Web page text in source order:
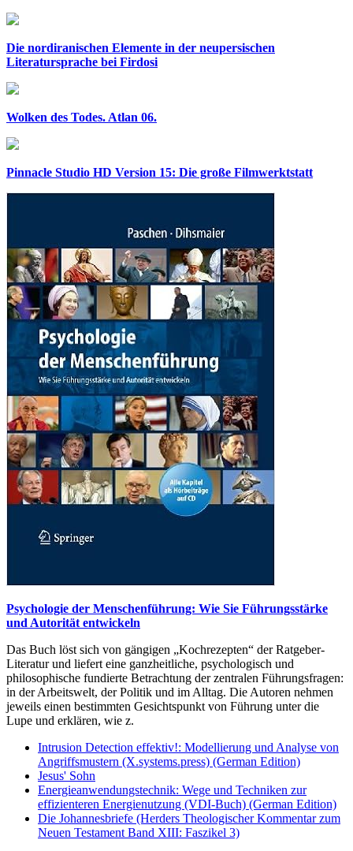
Die nordiranischen Elemente in der neupersischen
Literatursprache bei Firdosi
Wolken des Todes. Atlan 06.
Pinnacle Studio HD Version 15: Die große Filmwerktstatt
Psychologie der Menschenführung: Wie Sie Führungsstärke
und Autorität entwickeln
Das Buch löst sich von gängigen „Kochrezepten“ der Ratgeber-
Literatur und liefert eine ganzheitliche, psychologisch und
philosophische fundierte Betrachtung der zentralen Führungsfragen:
in der Arbeitswelt, der Politik und im Alltag. Die Autoren nehmen
jeweils einen bestimmten Gesichtspunkt von Führung unter die
Lupe und erklären, wie z.
Intrusion Detection effektiv!: Modellierung und Analyse von
Angriffsmustern (X.systems.press) (German Edition)
Jesus' Sohn
Energieanwendungstechnik: Wege und Techniken zur
effizienteren Energienutzung (VDI-Buch) (German Edition)
Die Johannesbriefe (Herders Theologischer Kommentar zum
Neuen Testament Band XIII: Faszikel 3)